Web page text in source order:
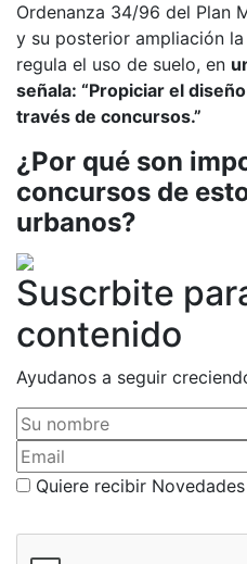
Ordenanza 34/96 del Plan
y su posterior ampliación
regula el uso de suelo, en
señala: “Propiciar el
través de concursos.”
¿Por qué son
concursos de
urbanos?
Suscrbite
contenido
Ayudanos a seguir
Su nombre
Email
Quiere recibir